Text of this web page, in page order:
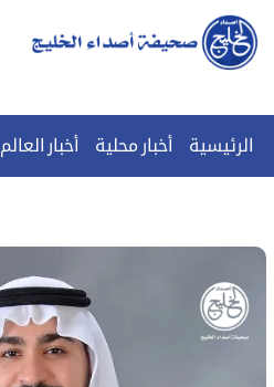
الرئيسية أخبار محلية أخبار العالم